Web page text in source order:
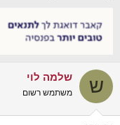
ח
ה
ו
ש
א
ר
ס
ם
א
ר
ש שלמה לוי
משתמש רשום